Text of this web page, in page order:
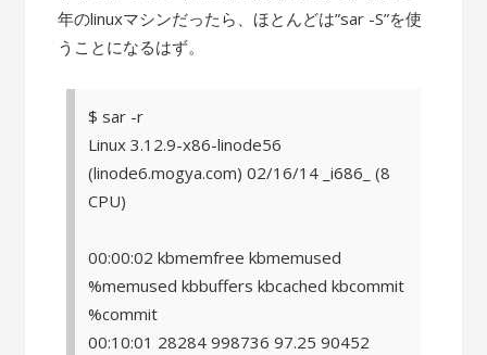
年のlinuxマシンだったら、ほとんどは”sar -S”を使
うことになるはず。
$ sar -r
Linux 3.12.9-x86-linode56
(linode6.mogya.com) 02/16/14 _i686_ (8
CPU)
00:00:02 kbmemfree kbmemused
%memused kbbuffers kbcached kbcommit
%commit
00:10:01 28284 998736 97.25 90452